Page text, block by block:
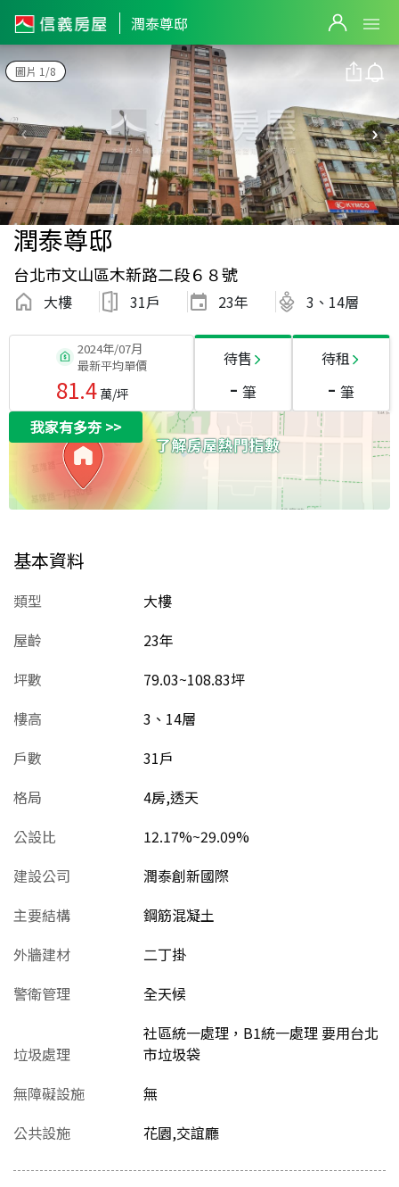
潤泰尊邸
圖片 1/8
潤泰尊邸
台北市文山區木新路二段６８號
大樓 31戶 23年 3、14層
2024年/07月
最新平均單價
81.4萬/坪
待售
- 筆
待租
- 筆
我家有多夯>>
基本資料
類型
大樓
屋齡
23年
坪數
79.03~108.83坪
樓高
3、14層
戶數
31戶
格局
4房,透天
公設比
12.17%~29.09%
建設公司
潤泰創新國際
主要結構
鋼筋混凝土
外牆建材
二丁掛
警衛管理
全天候
垃圾處理
社區統一處理，B1統一處理 要用台北
市垃圾袋
無障礙設施
無
公共設施
花園,交誼廳